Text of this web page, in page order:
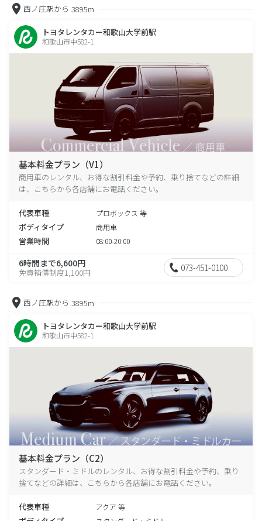
西ノ庄駅から 3895m
トヨタレンタカー和歌山大学前駅
和歌山市中582-1
基本料金プラン（V1）
商用車のレンタル、お得な割引料金や予約、乗り捨てなどの詳細
は、こちらから各店舗にお電話ください。
代表車種 プロボックス 等
ボディタイプ 商用車
営業時間 08:00-20:00
6時間まで6,600円
免責補償制度1,100円 073-451-0100
西ノ庄駅から 3895m
トヨタレンタカー和歌山大学前駅
和歌山市中582-1
基本料金プラン（C2）
スタンダード・ミドルのレンタル、お得な割引料金や予約、乗り
捨てなどの詳細は、こちらから各店舗にお電話ください。
代表車種 アクア 等